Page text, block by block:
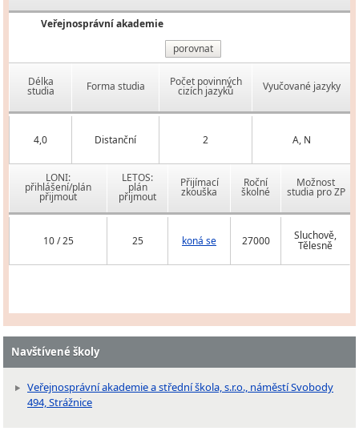
Veřejnosprávní akademie
porovnat
Délka
studia Forma studia Počet povinných
cizích jazyků Vyučované jazyky
4,0 Distanční 2 A, N
LONI:
přihlášení/plán
přijmout
LETOS:
plán
přijmout
Přijímací
zkouška
Roční
školné
Možnost
studia pro ZP
10 / 25 25 koná se 27000 Sluchově,
Tělesně
Navštívené školy
Veřejnosprávní akademie a střední škola, s.r.o., náměstí Svobody
494, Strážnice